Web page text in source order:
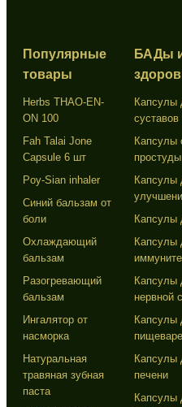
Популярные
товары
Herbs THAO-EN-
ON 100
Fah Talai Jone
Capsule 6 шт
Poy-Sian inhaler
Синий бальзам от
боли
Охлаждающий
бальзам
Разогревающий
бальзам
Ингалятор от
насморка
Натуральная
травяная зубная
паста
БАДы
Капсулы
суставов
Капсулы
простуды
Капсулы
Капсулы
Капсулы
Капсулы
нервной
Капсулы
Капсулы
печени
Капсулы